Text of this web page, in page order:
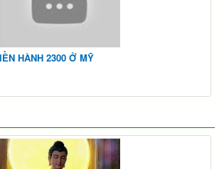
HÀNH 2300 Ở MỸ